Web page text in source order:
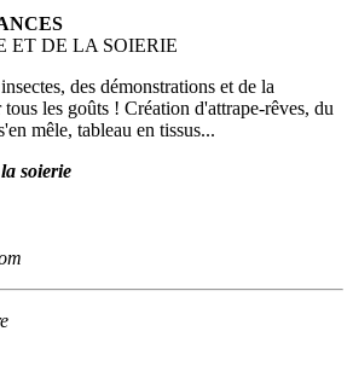
ET DE LA SOIERIE
des démonstrations et de la
les goûts ! Création d'attrape-rêves, du
mêle, tableau en tissus...
soierie